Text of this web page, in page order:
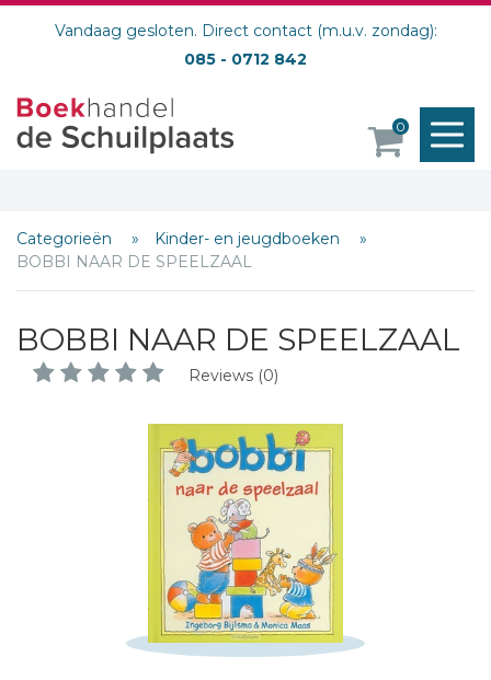
Vandaag gesloten. Direct contact (m.u.v. zondag):
085 - 0712 842
0
Categorieën
Kinder- en jeugdboeken
BOBBI NAAR DE SPEELZAAL
BOBBI NAAR DE SPEELZAAL
Reviews (0)
Schrijf hieronder je review!